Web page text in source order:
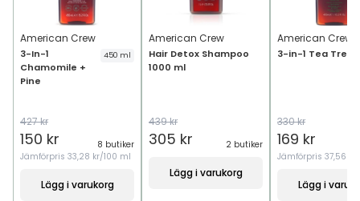
American Crew
3-In-1
Chamomile +
Pine
450 ml
427 kr
150 kr
8 butiker
Jämförpris 33,28 kr/100 ml
Lägg i varukorg
American Crew
Hair Detox Shampoo
1000 ml
439 kr
305 kr 2 butiker
Lägg i varukorg
American Crew
3-in-1 Tea Tree
330 kr
169 kr
Jämförpris 37,56
Lägg i